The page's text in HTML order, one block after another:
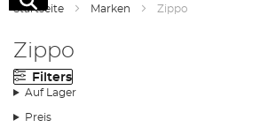
Startseite Marken Zippo
Zippo
Filters
Auf Lager
Preis